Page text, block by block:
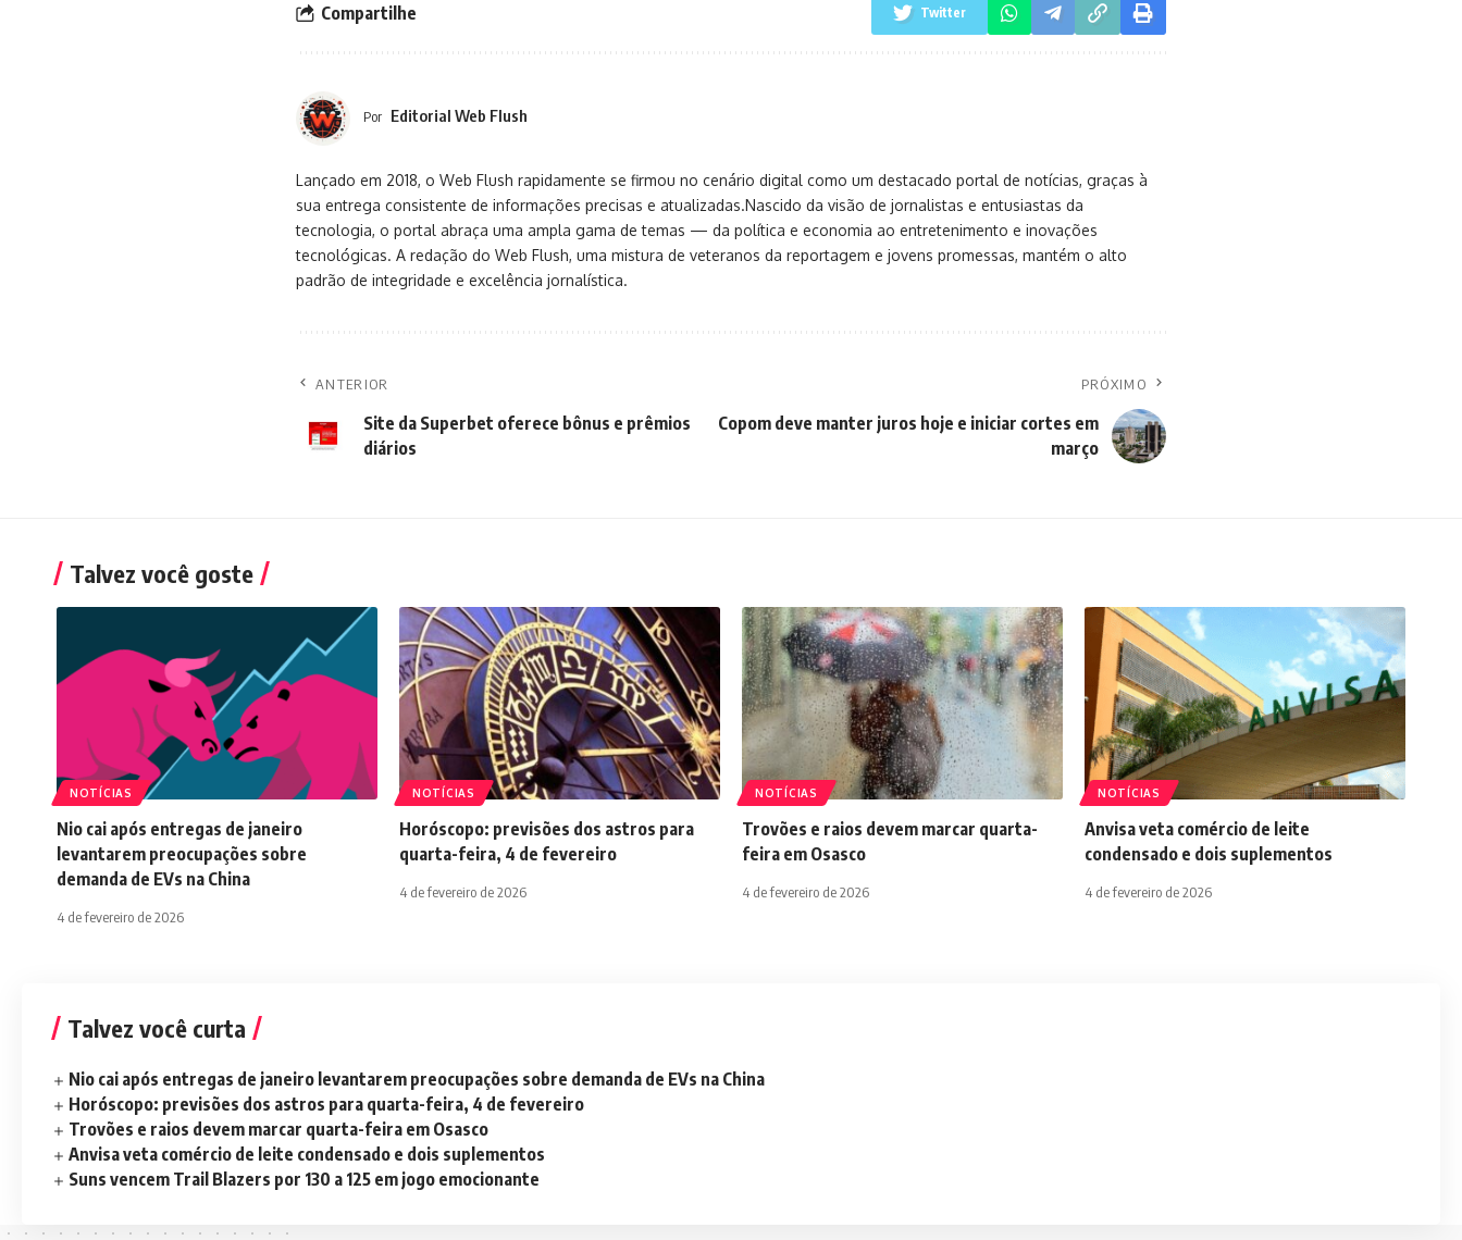
Compartilhe Twitter
Por Editorial Web Flush
Lançado em 2018, o Web Flush rapidamente se firmou no cenário digital como um destacado portal de notícias, graças à
sua entrega consistente de informações precisas e atualizadas.Nascido da visão de jornalistas e entusiastas da
tecnologia, o portal abraça uma ampla gama de temas — da política e economia ao entretenimento e inovações
tecnológicas. A redação do Web Flush, uma mistura de veteranos da reportagem e jovens promessas, mantém o alto
padrão de integridade e excelência jornalística.
ANTERIOR
Site da Superbet oferece bônus e prêmios
diários
PRÓXIMO
Copom deve manter juros hoje e iniciar cortes em
março
Talvez você goste
NOTÍCIAS
Nio cai após entregas de janeiro
levantarem preocupações sobre
demanda de EVs na China
4 de fevereiro de 2026
NOTÍCIAS
Horóscopo: previsões dos astros para
quarta-feira, 4 de fevereiro
4 de fevereiro de 2026
NOTÍCIAS
Trovões e raios devem marcar quarta-
feira em Osasco
4 de fevereiro de 2026
NOTÍCIAS
Anvisa veta comércio de leite
condensado e dois suplementos
4 de fevereiro de 2026
Talvez você curta
Nio cai após entregas de janeiro levantarem preocupações sobre demanda de EVs na China
Horóscopo: previsões dos astros para quarta-feira, 4 de fevereiro
Trovões e raios devem marcar quarta-feira em Osasco
Anvisa veta comércio de leite condensado e dois suplementos
Suns vencem Trail Blazers por 130 a 125 em jogo emocionante